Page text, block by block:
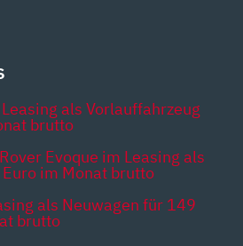
als Vorlauffahrzeug
brutto
Evoque im Leasing als
im Monat brutto
als Neuwagen für 149
brutto